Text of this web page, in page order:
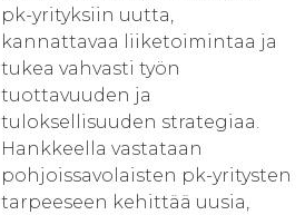
pk-yrityksiin uutta,
kannattavaa liiketoimintaa ja
tukea vahvasti työn
tuottavuuden ja
tuloksellisuuden strategiaa.
Hankkeella vastataan
pohjoissavolaisten pk-yritysten
tarpeeseen kehittää uusia,